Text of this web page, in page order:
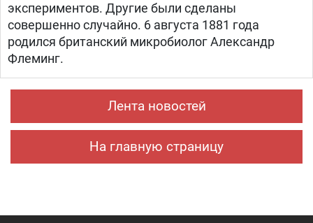
экспериментов. Другие были сделаны
совершенно случайно. 6 августа 1881 года
родился британский микробиолог Александр
Флеминг.
Лента новостей
На главную страницу